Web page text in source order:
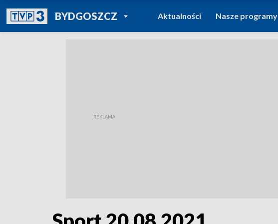
BYDGOSZCZPOWRÓT DO
TVP REGIONY
Aktualności Nasze programy